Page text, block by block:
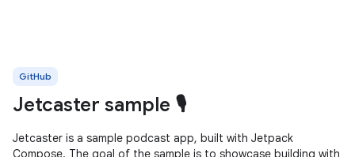
GitHub
Jetcaster sample 🎙️
Jetcaster is a sample podcast app, built with Jetpack
Compose. The goal of the sample is to showcase building with